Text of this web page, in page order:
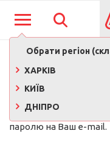
Обрати регіон
ХАРКІВ
КИЇВ
ДНІПРО
ЗАБУЛИ
Введіть e-mail який
сайті. Натисніть
паролю на Ваш e-mail.